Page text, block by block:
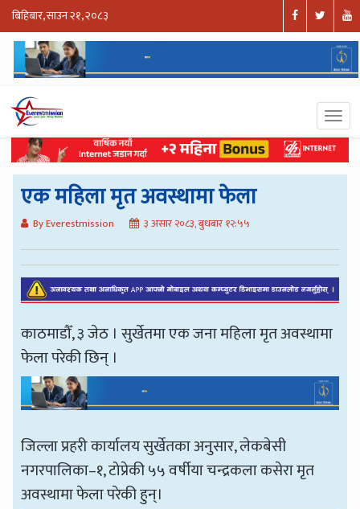
बिहिबार, साउन २१, २०८३
एक महिला मृत अवस्थामा फेला
By Everestmission ३ असार २०८३, बुधबार १२:५५
काठमाडौँ, ३ जेठ । सुर्खेतमा एक जना महिला मृत अवस्थामा
फेला परेकी छिन् ।
जिल्ला प्रहरी कार्यालय सुर्खेतका अनुसार, लेकबेसी
नगरपालिका–१, टोप्रेकी ५५ वर्षीया चन्द्रकला कसेरा मृत
अवस्थामा फेला परेकी हुन्।